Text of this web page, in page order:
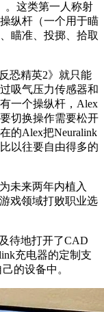
。这类第一人称射
纵杆（一个用于瞄
瞄准、投掷、拾取
恐精英2》就只能
吸气压力传感器和
一个操纵杆，Alex
切换操作需要松开
的Alex把Neuralink
以往要自由得多的
未来两年内植入
戏领域打败职业选
待地打开了CAD
充电器的定制支
的设备中。